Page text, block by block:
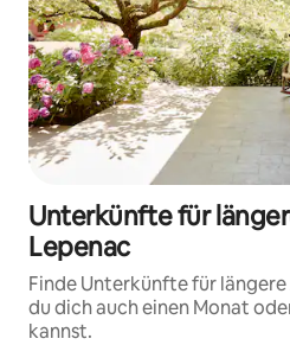
Unterkünfte für
Lepenac
Finde Unterkünfte für
du dich auch einen Monat
kannst.